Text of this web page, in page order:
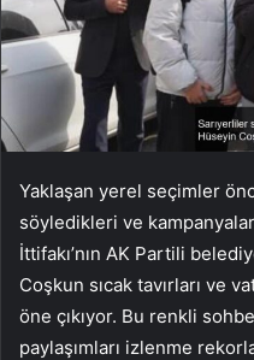
Yaklaşan yerel seçimler
söyledikleri ve
İttifakı’nın AK Partili
Coşkun sıcak tavırları ve
öne çıkıyor. Bu renkli
paylaşımları izlenme